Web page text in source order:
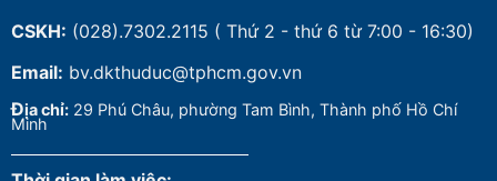
CSKH: (028).7302.2115 ( Thứ 2 - thứ 6 từ 7:00 - 16:30)
Email: bv.dkthuduc@tphcm.gov.vn
Địa chỉ: 29 Phú Châu, phường Tam Bình, Thành phố Hồ Chí
Minh